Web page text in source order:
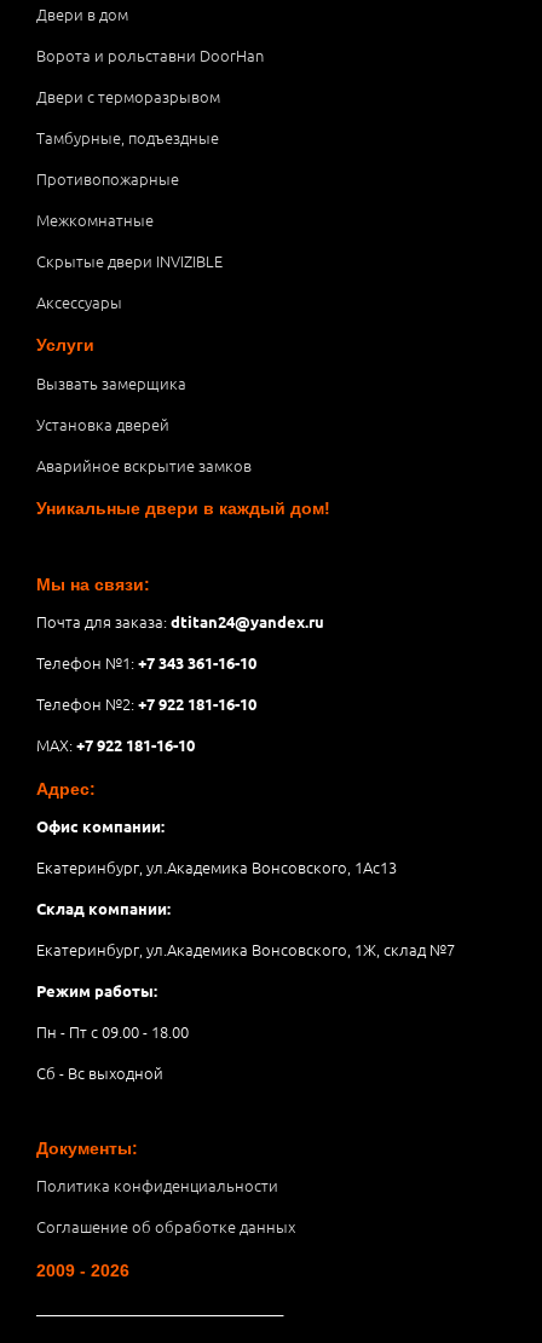
Двери в дом
Ворота и рольставни DoorHan
Двери с терморазрывом
Тамбурные, подъездные
Противопожарные
Межкомнатные
Скрытые двери INVIZIBLE
Аксессуары
Услуги
Вызвать замерщика
Установка дверей
Аварийное вскрытие замков
Уникальные двери в каждый дом!
Мы на связи:
Почта для заказа:dtitan24@yandex.ru
Телефон №1:+7 343 361-16-10
Телефон №2:+7 922 181-16-10
MAX:+7 922 181-16-10
Адрес:
Офис компании:
Екатеринбург, ул.Академика Вонсовского, 1Аc13
Склад компании:
Екатеринбург, ул.Академика Вонсовского, 1Ж, склад №7
Режим работы:
Пн - Пт с 09.00 - 18.00
Сб - Вс выходной
Документы:
Политика конфиденциальности
Соглашение об обработке данных
2009 - 2026